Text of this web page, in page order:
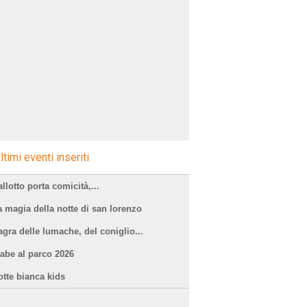
eventi inseriti
porta comicità,...
magia della notte di san lorenzo
delle lumache, del coniglio...
al parco 2026
bianca kids